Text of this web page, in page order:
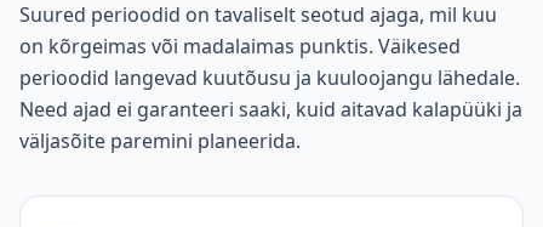
Suured perioodid on tavaliselt seotud ajaga, mil kuu
on kõrgeimas või madalaimas punktis. Väikesed
perioodid langevad kuutõusu ja kuuloojangu lähedale.
Need ajad ei garanteeri saaki, kuid aitavad kalapüüki ja
väljasõite paremini planeerida.